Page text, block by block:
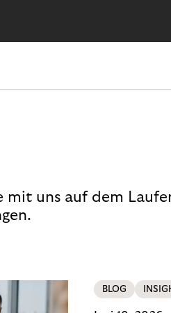
mit uns auf dem
BLOG